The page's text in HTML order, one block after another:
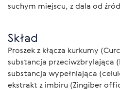
suchym miejscu, z dala od
Skład
Proszek z kłącza kurkumy
substancja przeciwzbrylająca
substancja wypełniająca
ekstrakt z imbiru (Zingiber